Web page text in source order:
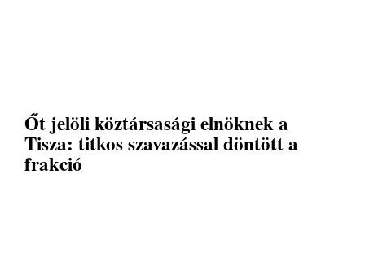
Őt jelöli köztársasági elnöknek a
Tisza: titkos szavazással döntött a
frakció